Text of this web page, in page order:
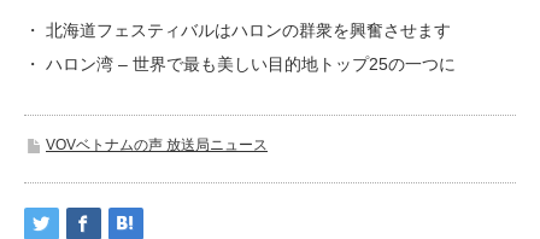
・ 北海道フェスティバルはハロンの群衆を興奮させます
・ ハロン湾 – 世界で最も美しい目的地トップ25の一つに
VOVベトナムの声 放送局ニュース